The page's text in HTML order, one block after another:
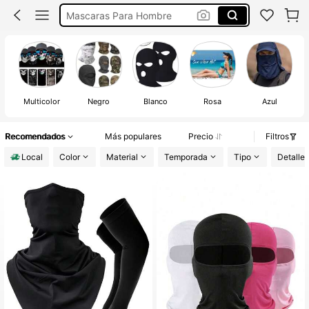
Pasamontañas De Mujer
Multicolor Negro Blanco Rosa Azul
Recomendados Más populares Precio
Filtros
Local
Color Material Temporada Tipo Detalles